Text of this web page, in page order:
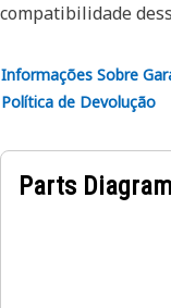
compatibilidade
Informações Sobre
Política de Devolução
Parts